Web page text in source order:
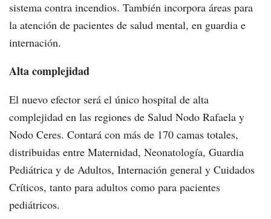
sistema contra incendios. También incorpora áreas para
la atención de pacientes de salud mental, en guardia e
internación.
Alta complejidad
El nuevo efector será el único hospital de alta
complejidad en las regiones de Salud Nodo Rafaela y
Nodo Ceres. Contará con más de 170 camas totales,
distribuidas entre Maternidad, Neonatología, Guardia
Pediátrica y de Adultos, Internación general y Cuidados
Críticos, tanto para adultos como para pacientes
pediátricos.